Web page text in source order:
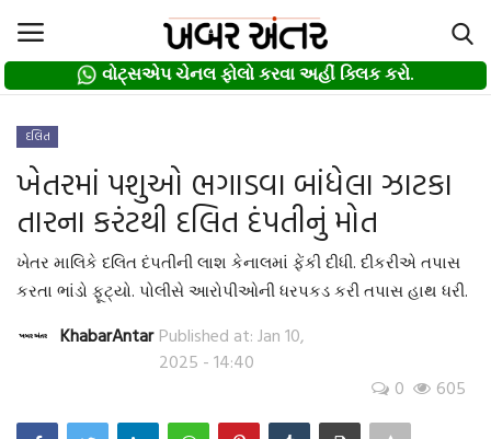
વોટ્સએપ ચેનલ ફોલો કરવા અહીં ક્લિક કરો.
વોટ્સએપ ચેનલ ફોલો કરવા અહીં ક્લિક કરો.
Home
દલિત
Privacy Policy
દલિત
ખેતરમાં પશુઓ ભગાડવા બાંધેલા ઝાટકા
તારના કરંટથી દલિત દંપતીનું મોત
ખેતર માલિકે દલિત દંપતીની લાશ કેનાલમાં ફેંકી દીધી. દીકરીએ તપાસ
કરતા ભાંડો ફૂટ્યો. પોલીસે આરોપીઓની ધરપકડ કરી તપાસ હાથ ધરી.
KhabarAntar Published at: Jan 10,
2025 - 14:40
0
605